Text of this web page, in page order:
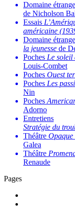
Domaine
de Nicholson
Essais
américaine
Domaine
la jeunesse de
Poches Le soleil
Louis-Combet
Poches Ouest
Poches Les
Nin
Poches
Adorno
Entretiens
Stratégie du
Théâtre Opaque
Galea
Théâtre
Renaude
Pages